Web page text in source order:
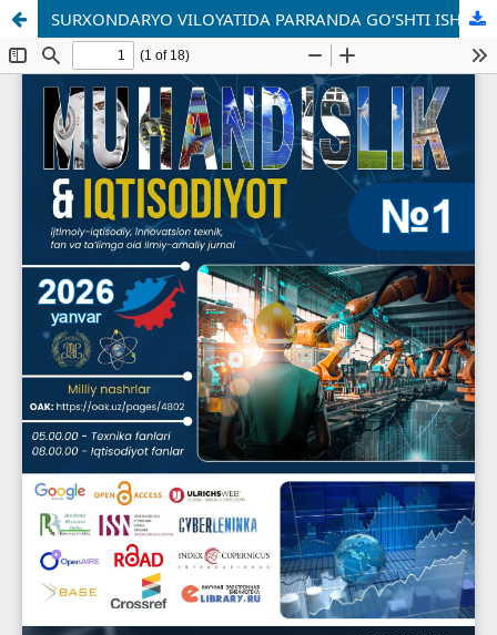
SURXONDARYO VILOYATIDA PARRANDA GO‘SHTI ISHLAB CHIQARISHNING IQTISODIY SAMARADORLIGI